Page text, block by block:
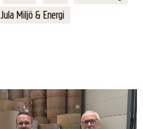
Jula Miljö & Energi